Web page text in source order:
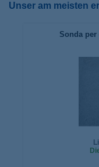
Unser am meisten
Sonda per